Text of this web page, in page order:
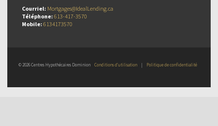
Courriel: Mortgages@IdealLending.ca
Téléphone: 613-417-3570
Mobile: 6134173570
© 2026 Centres Hypothécaires Dominion Conditions d’utilisation | Politique de confidentialité